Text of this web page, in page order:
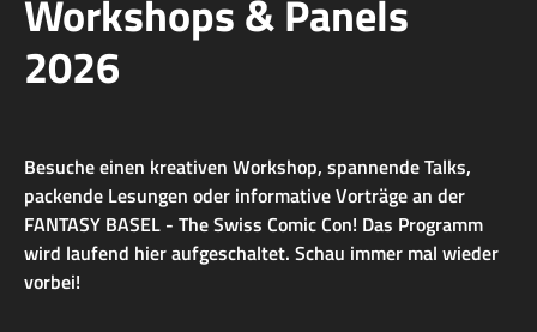
Workshops & Panels
2026
Besuche einen kreativen Workshop, spannende Talks,
packende Lesungen oder informative Vorträge an der
FANTASY BASEL - The Swiss Comic Con! Das Programm
wird laufend hier aufgeschaltet. Schau immer mal wieder
vorbei!